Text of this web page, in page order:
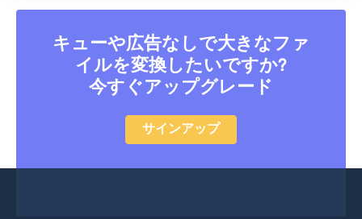
キューや広告なしで大きなファ
イルを変換したいですか?
今すぐアップグレード
サインアップ